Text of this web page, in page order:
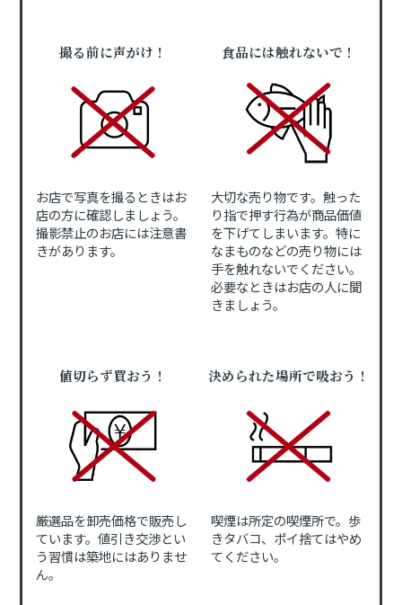
撮る前に声がけ！
お店で写真を撮るときはお
店の方に確認しましょう。
撮影禁止のお店には注意書
きがあります。
食品には触れないで！
大切な売り物です。触った
り指で押す行為が商品価値
を下げてしまいます。特に
なまものなどの売り物には
手を触れないでください。
必要なときはお店の人に聞
きましょう。
値切らず買おう！
厳選品を卸売価格で販売し
ています。値引き交渉とい
う習慣は築地にはありませ
ん。
決められた場所で吸おう！
喫煙は所定の喫煙所で。歩
きタバコ、ポイ捨てはやめ
てください。